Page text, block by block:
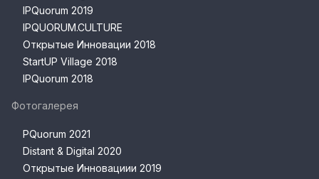
IPQuorum 2019
IPQUORUM.CULTURE
Открытые Инновации 2018
StartUP Village 2018
IPQuorum 2018
Фотогалерея
PQuorum 2021
Distant & Digital 2020
Открытые Инновациии 2019